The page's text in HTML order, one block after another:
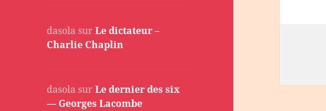
dasolasurLe dictateur –
Charlie Chaplin
dasolasurLe dernier des six
— Georges Lacombe